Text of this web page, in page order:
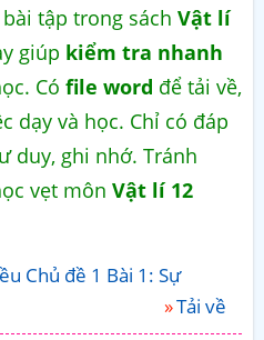
tập trong sách Vật lí
giúp kiểm tra nhanh
Có file word để tải về,
dạy và học. Chỉ có đáp
duy, ghi nhớ. Tránh
vẹt môn Vật lí 12
Chủ đề 1 Bài 1: Sự
Tải về